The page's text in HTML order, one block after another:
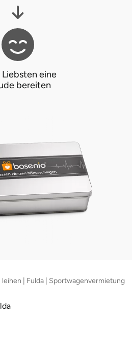
Liebsten eine
bereiten
| Fulda | Sportwagenvermietung